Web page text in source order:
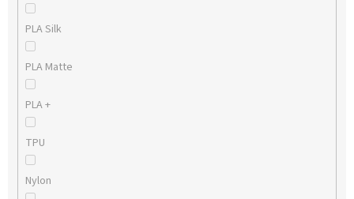
PLA Silk
PLA Matte
PLA +
TPU
Nylon